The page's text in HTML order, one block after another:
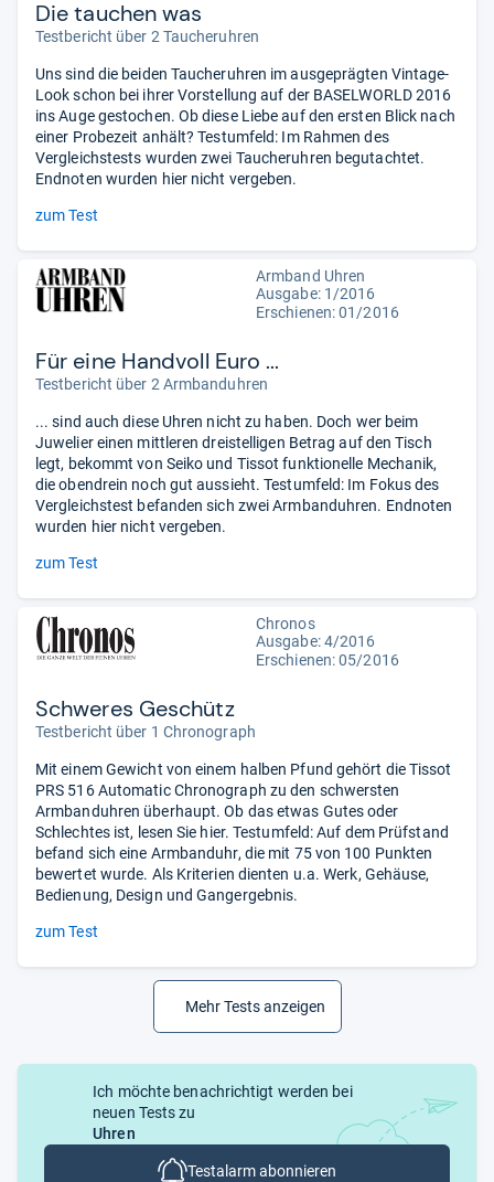
Die tauchen was
Testbericht über 2 Taucheruhren
Uns sind die beiden Taucheruhren im ausgeprägten Vintage-
Look schon bei ihrer Vorstellung auf der BASELWORLD 2016
ins Auge gestochen. Ob diese Liebe auf den ersten Blick nach
einer Probezeit anhält? Testumfeld: Im Rahmen des
Vergleichstests wurden zwei Taucheruhren begutachtet.
Endnoten wurden hier nicht vergeben.
zum Test
Armband Uhren
Ausgabe: 1/2016
Erschienen: 01/2016
Für eine Handvoll Euro ...
Testbericht über 2 Armbanduhren
... sind auch diese Uhren nicht zu haben. Doch wer beim
Juwelier einen mittleren dreistelligen Betrag auf den Tisch
legt, bekommt von Seiko und Tissot funktionelle Mechanik,
die obendrein noch gut aussieht. Testumfeld: Im Fokus des
Vergleichstest befanden sich zwei Armbanduhren. Endnoten
wurden hier nicht vergeben.
zum Test
Chronos
Ausgabe: 4/2016
Erschienen: 05/2016
Schweres Geschütz
Testbericht über 1 Chronograph
Mit einem Gewicht von einem halben Pfund gehört die Tissot
PRS 516 Automatic Chronograph zu den schwersten
Armbanduhren überhaupt. Ob das etwas Gutes oder
Schlechtes ist, lesen Sie hier. Testumfeld: Auf dem Prüfstand
befand sich eine Armbanduhr, die mit 75 von 100 Punkten
bewertet wurde. Als Kriterien dienten u.a. Werk, Gehäuse,
Bedienung, Design und Gangergebnis.
zum Test
Mehr Tests anzeigen
Ich möchte benachrichtigt werden bei
neuen Tests zu
Uhren
Testalarm abonnieren